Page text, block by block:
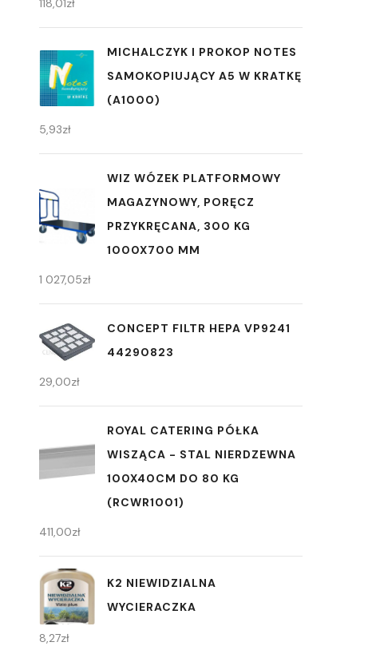
118,01zł
MICHALCZYK I PROKOP NOTES
SAMOKOPIUJĄCY A5 W KRATKĘ
(A1000)
5,93zł
WIZ WÓZEK PLATFORMOWY
MAGAZYNOWY, PORĘCZ
PRZYKRĘCANA, 300 KG
1000X700 MM
1 027,05zł
CONCEPT FILTR HEPA VP9241
44290823
29,00zł
ROYAL CATERING PÓŁKA
WISZĄCA - STAL NIERDZEWNA
100X40CM DO 80 KG
(RCWR1001)
411,00zł
K2 NIEWIDZIALNA
WYCIERACZKA
8,27zł